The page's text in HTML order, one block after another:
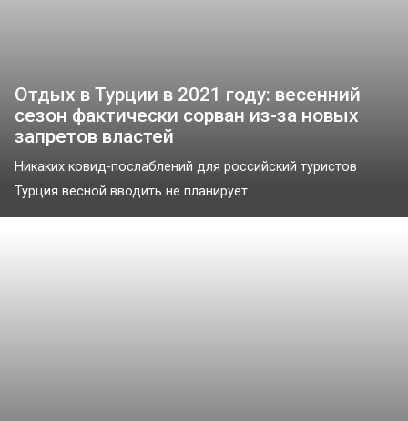
Отдых в Турции в 2021 году: весенний
сезон фактически сорван из-за новых
запретов властей
Никаких ковид-послаблений для российский туристов
Турция весной вводить не планирует....